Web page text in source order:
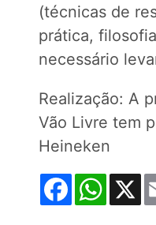
(técnicas de
prática,
necessário
Realização: A
Vão Livre tem
Heineken
Facebook X